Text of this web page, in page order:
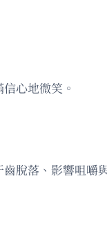
心地微笑。
脫落、影響咀嚼